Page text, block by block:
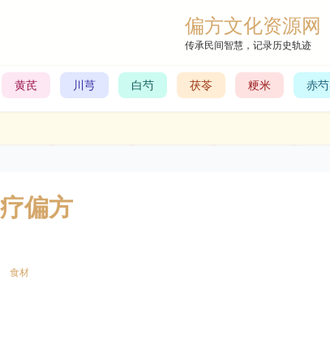
偏方文化资源网
传承民间智慧，记录历史轨迹
黄芪 川芎 白芍 茯苓 粳米 赤芍
偏方
食材